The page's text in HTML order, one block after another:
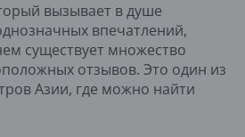
вызывает в душе
впечатлений,
существует множество
отзывов. Это один из
Азии, где можно найти